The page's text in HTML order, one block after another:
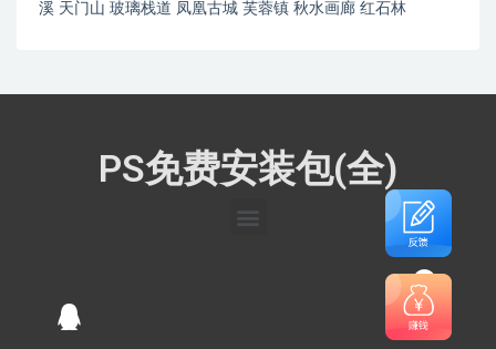
溪 天门山 玻璃栈道 凤凰古城 芙蓉镇 秋水画廊 红石林
PS免费安装包(全)